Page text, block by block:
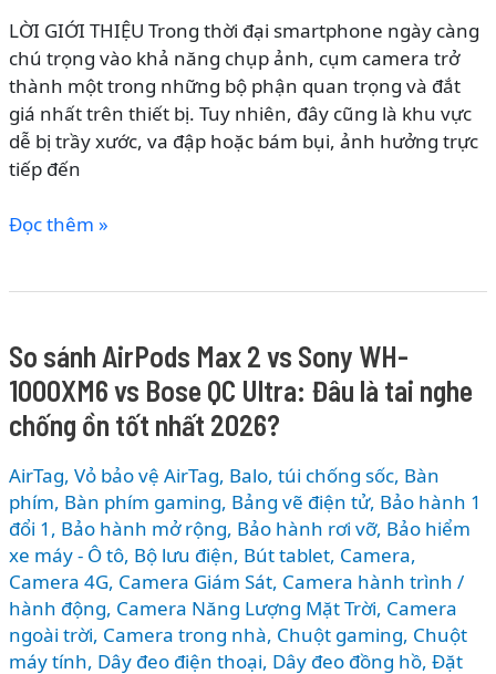
LỜI GIỚI THIỆU Trong thời đại smartphone ngày càng
chú trọng vào khả năng chụp ảnh, cụm camera trở
thành một trong những bộ phận quan trọng và đắt
giá nhất trên thiết bị. Tuy nhiên, đây cũng là khu vực
dễ bị trầy xước, va đập hoặc bám bụi, ảnh hưởng trực
tiếp đến
Top
Dán
Camera
Nổi
Bật
Tại
Thế
Giới
Di
Động
Đọc thêm »
So sánh AirPods Max 2 vs Sony WH-
1000XM6 vs Bose QC Ultra: Đâu là tai nghe
chống ồn tốt nhất 2026?
AirTag, Vỏ bảo vệ AirTag, Balo, túi chống sốc, Bàn
phím, Bàn phím gaming, Bảng vẽ điện tử, Bảo hành 1
đổi 1 , Bảo hành mở rộng, Bảo hành rơi vỡ, Bảo hiểm
xe máy - Ô tô, Bộ lưu điện, Bút tablet, Camera,
Camera 4G, Camera Giám Sát, Camera hành trình /
hành động, Camera Năng Lượng Mặt Trời, Camera
ngoài trời, Camera trong nhà, Chuột gaming, Chuột
máy tính, Dây đeo điện thoại, Dây đeo đồng hồ, Đặt